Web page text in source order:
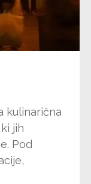
kulinarična
jih
Pod